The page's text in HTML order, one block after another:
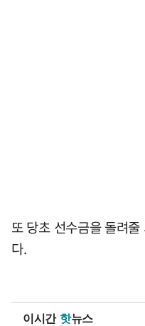
또 당초 선수금을 돌려
다.
이시간 핫뉴스